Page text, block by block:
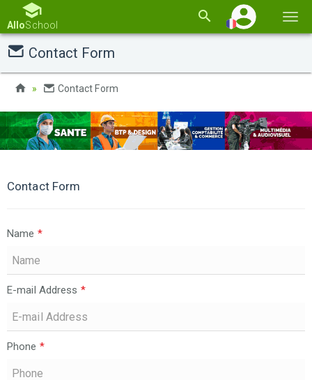
la
AlloSchool
Contact Form
Contact Form
Contact Form
Name *
E-mail Address *
Phone *